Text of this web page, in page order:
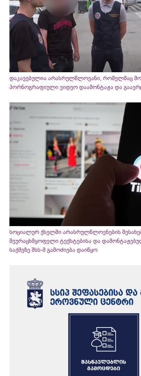
დაკავებულია არასრულწლოვანი, რომელმაც
პორნოგრაფიული ვიდეო დაამონტაჟა და
სოციალურ ქსელში არასრულწლოვნების
შეურაცხმყოფელი ტექსტებისა და
საქმეზე შსს-მ გამოძიება დაიწყო